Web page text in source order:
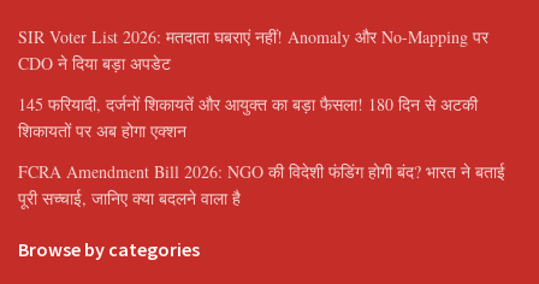
SIR Voter List 2026: मतदाता घबराएं नहीं! Anomaly और No-Mapping पर
CDO ने दिया बड़ा अपडेट
145 फरियादी, दर्जनों शिकायतें और आयुक्त का बड़ा फैसला! 180 दिन से अटकी
शिकायतों पर अब होगा एक्शन
FCRA Amendment Bill 2026: NGO की विदेशी फंडिंग होगी बंद? भारत ने बताई
पूरी सच्चाई, जानिए क्या बदलने वाला है
Browse by categories